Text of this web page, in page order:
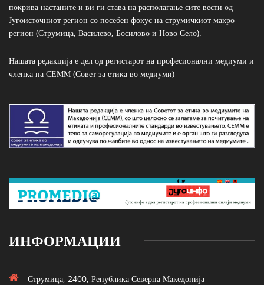
покрива настаните и ви ги става на располагање сите вести од
Југоисточниот регион со посебен фокус на струмичкиот макро
регион (Струмица, Василево, Босилово и Ново Село).
Нашата редакција е дел од регистарот на професионални медиуми и
членка на СЕММ (Совет за етика во медиуми)
ИНФОРМАЦИИ
Струмица, 2400, Република Северна Македонија